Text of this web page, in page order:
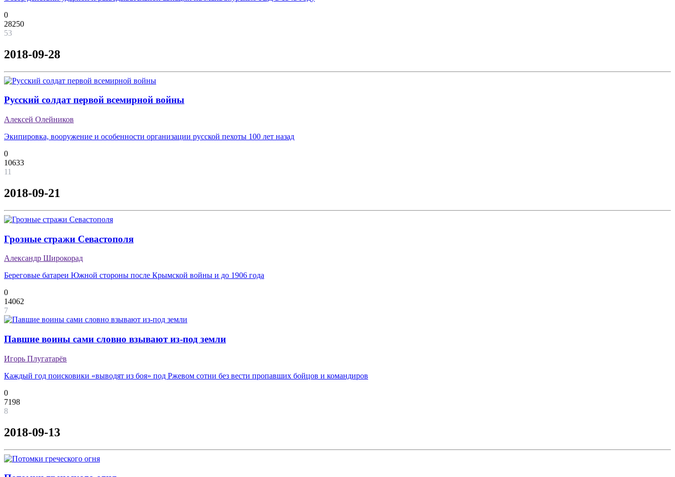
0
28250
53
2018-09-28
Русский солдат первой всемирной войны
Алексей Олейников
Экипировка, вооружение и особенности организации русской пехоты 100 лет назад
0
10633
11
2018-09-21
Грозные стражи Севастополя
Александр Широкорад
Береговые батареи Южной стороны после Крымской войны и до 1906 года
0
14062
7
Павшие воины сами словно взывают из-под земли
Игорь Плугатарёв
Каждый год поисковики «выводят из боя» под Ржевом сотни без вести пропавших бойцов и командиров
0
7198
8
2018-09-13